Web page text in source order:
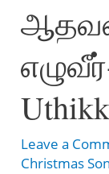
நான்-
Aani
Muththai
Kandenae
Naan
Leave a
Christmas